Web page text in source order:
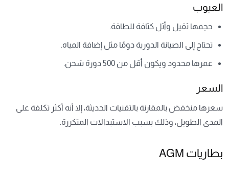
العيوب
حجمها ثقيل وأثل كثافة للطاقة.
تحتاج إلى الصيانة الدورية دومًا مثل إضافة المياه.
عمرها محدود ويكون أقل من 500 دورة شحن.
السعر
سعرها منخفض بالمقارنة بالتقنيات الحديثة، إلا أنه أكثر تكلفة على
المدى الطويل، وذلك بسبب الاستبدالات المتكررة.
بطاريات AGM